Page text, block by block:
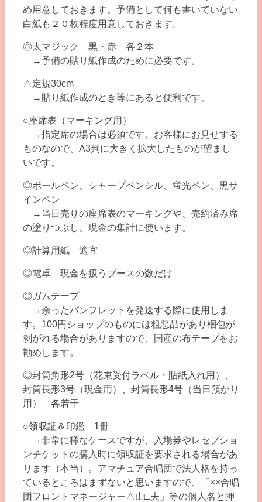
め用意しておきます。予備として何も書いていない
白紙も２０枚程度用意しておきます。
◎太マジック 黒・赤 各２本
→予備の貼り紙作成のために必要です。
△定規30cm
→貼り紙作成のとき等にあると便利です。
○座席表（マーキング用）
→指定席の場合は必須です。お客様にお見せする
ものなので、A3判に大きく拡大したものが望まし
いです。
◎ボールペン、シャープペンシル、蛍光ペン、黒サ
インペン
→当日売りの座席表のマーキングや、売約済み席
の塗りつぶし、現金の集計に使います。
◎計算用紙 適宜
◎電卓 現金を扱うブースの数だけ
◎ガムテープ
→余ったパンフレットを発送する際に使用しま
す。100円ショップのものには粗悪品があり梱包が
剥がれる場合がありますので、国産の布テープをお
勧めします。
◎封筒角形2号（花束受付ラベル・貼紙入れ用）、
封筒長形3号（現金用）、封筒長形4号（当日預かり
用） 各若干
○領収証＆印鑑 1冊
→非常に稀なケースですが、入場券やレセプショ
ンチケットの購入時に領収証を要求される場合があ
ります（本当）。アマチュア合唱団で法人格を持っ
ているところはまずないと思いますので、「××合唱
団フロントマネージャー△山□夫」等の個人名と押